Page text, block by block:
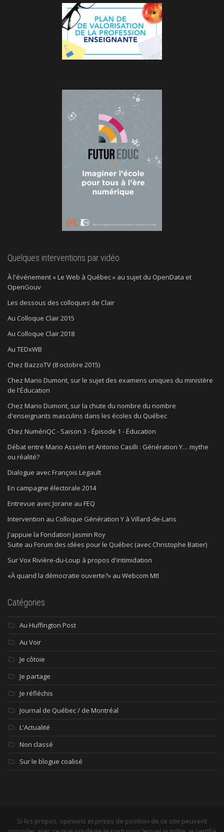
Quelques interventions par vidéo
À l'événement « Le Web à Québec » au sujet du OpenData et
OpenGouv
Les dessous des colloques de Clair
Au Colloque Clair 2015
Au Colloque Clair 2018
Au TEDxWB
Chez BazzoTV (8 octobre 2015)
Chez Mario Dumont, sur le sujet des examens uniques du ministère
de l'Éducation
Chez Mario Dumont, sur la chute du nombre du nombre
d'enseignants masculins dans les écoles du Québec
Chez NumériQC - Saison 3 - Épisode 1 - Éducation
Débat entre Mario Asselin et Antonio Casilli : Génération Y… mythe
ou réalité?
Dialogue avec François Legault
En campagne électorale 2014
Entrevue avec Jorane au FEQ
Intervention au Colloque Génération Y à Villard-de-Lans
J'appuie la Fondation Jasmin Roy
Suite au Forum des idées pour le Québec (avec Christophe Batier)
Sur Vox Rivière-du-Loup à propos d'intimidation
«À quand la démocratie ouverte?» au Webcom Mtl
Catégories
Au Huffington Post
Au Voir
Je côtoie
Je partage
Je réfléchis
Journal de Québec / de Montréal
L'Actualité
Non classé
Sur le blogue coalisé
Si les propos, opinions et prises de position de ce site peuvent